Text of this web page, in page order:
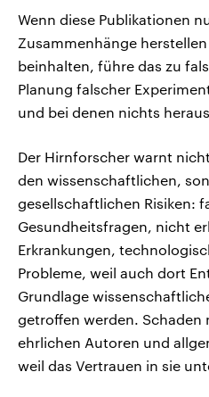
Wenn diese Publikationen
Zusammenhänge
beinhalten, führe das zu
Planung falscher
und bei denen nichts
Der Hirnforscher warnt
den wissenschaftlichen,
gesellschaftlichen Risiken:
Gesundheitsfragen, nicht
Erkrankungen,
Probleme, weil auch dort
Grundlage
getroffen werden. Schaden
ehrlichen Autoren und
weil das Vertrauen in sie